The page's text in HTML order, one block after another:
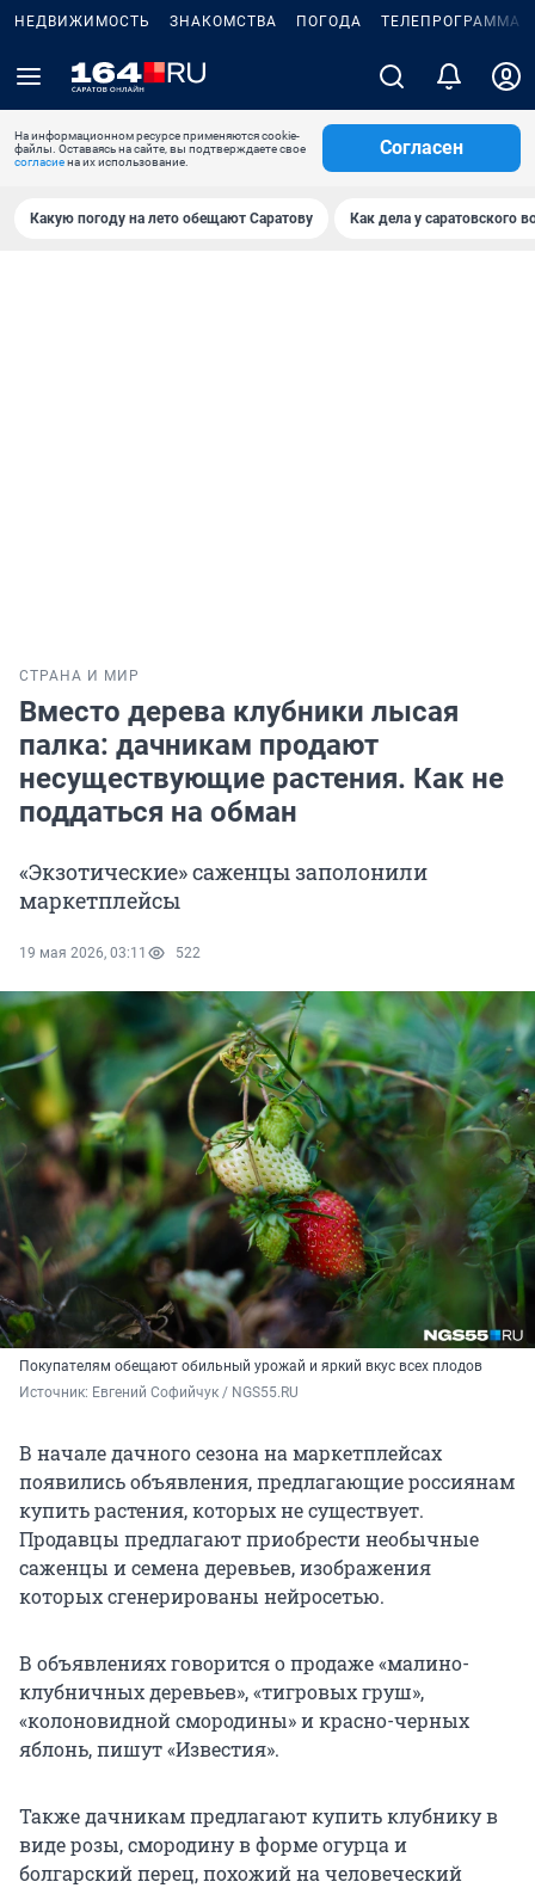
НЕДВИЖИМОСТЬ ЗНАКОМСТВА ПОГОДА ТЕЛЕПРОГРАММА
На информационном ресурсе применяются cookie-
файлы. Оставаясь на сайте, вы подтверждаете свое
согласиена их использование.
Согласен
Какую погоду на лето обещают Саратову Как дела у саратовского
СТРАНА И МИР
Вместо дерева клубники лысая
палка: дачникам продают
несуществующие растения. Как не
поддаться на обман
«Экзотические» саженцы заполонили
маркетплейсы
19 мая 2026, 03:11 522
Покупателям обещают обильный урожай и яркий вкус всех плодов
Источник: Евгений Софийчук / NGS55.RU
В начале дачного сезона на маркетплейсах
появились объявления, предлагающие россиянам
купить растения, которых не существует.
Продавцы предлагают приобрести необычные
саженцы и семена деревьев, изображения
которых сгенерированы нейросетью.
В объявлениях говорится о продаже «малино-
клубничных деревьев», «тигровых груш»,
«колоновидной смородины» и красно-черных
яблонь, пишут «Известия».
Также дачникам предлагают купить клубнику в
виде розы, смородину в форме огурца и
болгарский перец, похожий на человеческий